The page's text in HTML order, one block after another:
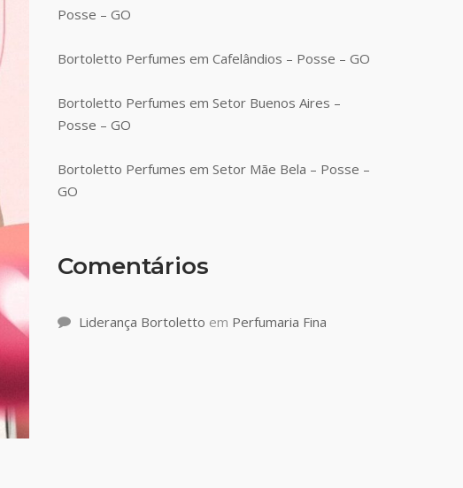
Posse – GO
Bortoletto Perfumes em Cafelândios – Posse – GO
Bortoletto Perfumes em Setor Buenos Aires –
Posse – GO
Bortoletto Perfumes em Setor Mãe Bela – Posse –
GO
Comentários
Liderança Bortoletto em Perfumaria Fina